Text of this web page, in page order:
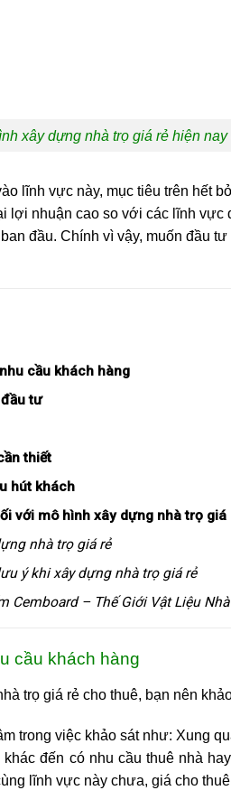
xây dựng nhà trọ giá rẻ hiện
lĩnh vực này, mục tiêu trên hết
lợi nhuận cao so với các lĩnh
đầu. Chính vì vậy, muốn đầu
cầu khách hàng
tư
thiết
hút khách
với mô hình xây dựng nhà trọ giá
nhà trọ giá rẻ
ý khi xây dựng nhà trọ giá rẻ
Cemboard – Thế Giới Vật Liệu
cầu khách hàng
trọ giá rẻ cho thuê, bạn nên
trong việc khảo sát như: Xung
đến có nhu cầu thuê nhà
lĩnh vực này chưa, giá cho